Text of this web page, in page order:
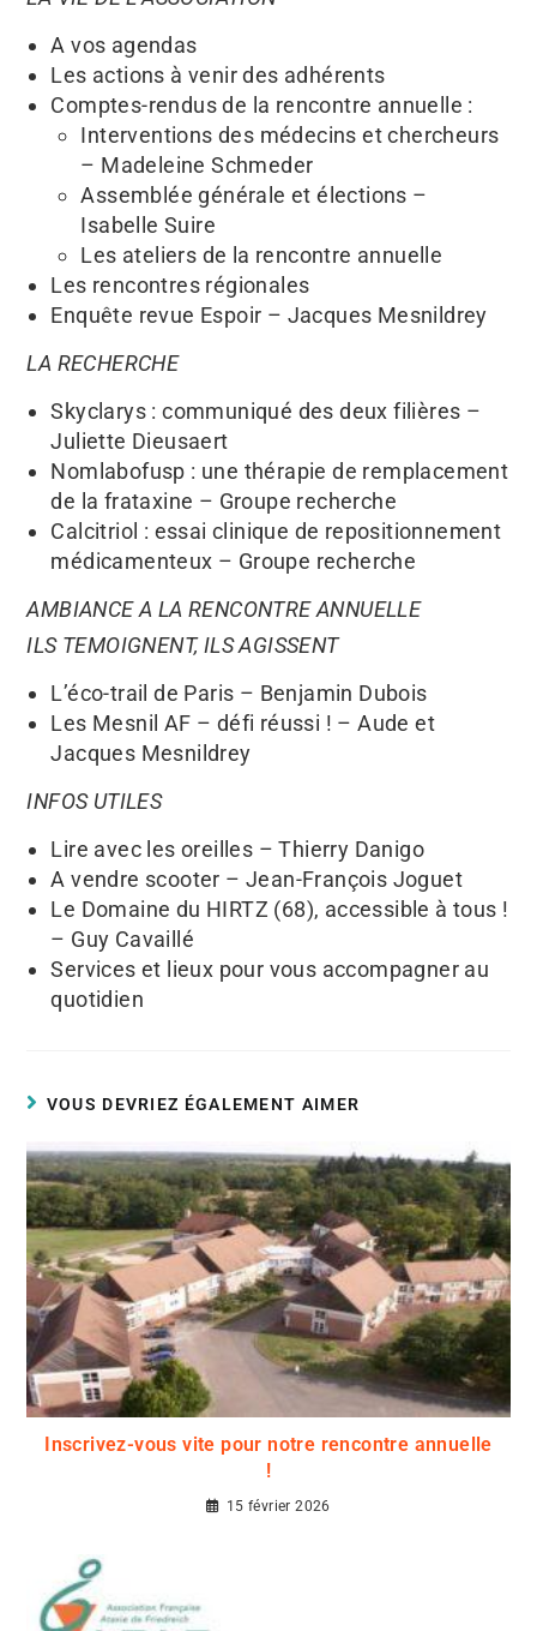
A vos agendas
Les actions à venir des adhérents
Comptes-rendus de la rencontre annuelle :
Interventions des médecins et chercheurs
– Madeleine Schmeder
Assemblée générale et élections –
Isabelle Suire
Les ateliers de la rencontre annuelle
Les rencontres régionales
Enquête revue Espoir – Jacques Mesnildrey
LA RECHERCHE
Skyclarys : communiqué des deux filières –
Juliette Dieusaert
Nomlabofusp : une thérapie de remplacement
de la frataxine – Groupe recherche
Calcitriol : essai clinique de repositionnement
médicamenteux – Groupe recherche
AMBIANCE A LA RENCONTRE ANNUELLE
ILS TEMOIGNENT, ILS AGISSENT
L’éco-trail de Paris – Benjamin Dubois
Les Mesnil AF – défi réussi ! – Aude et
Jacques Mesnildrey
INFOS UTILES
Lire avec les oreilles – Thierry Danigo
A vendre scooter – Jean-François Joguet
Le Domaine du HIRTZ (68), accessible à tous !
– Guy Cavaillé
Services et lieux pour vous accompagner au
quotidien
VOUS DEVRIEZ ÉGALEMENT AIMER
Inscrivez-vous vite pour notre rencontre annuelle
!
15 février 2026